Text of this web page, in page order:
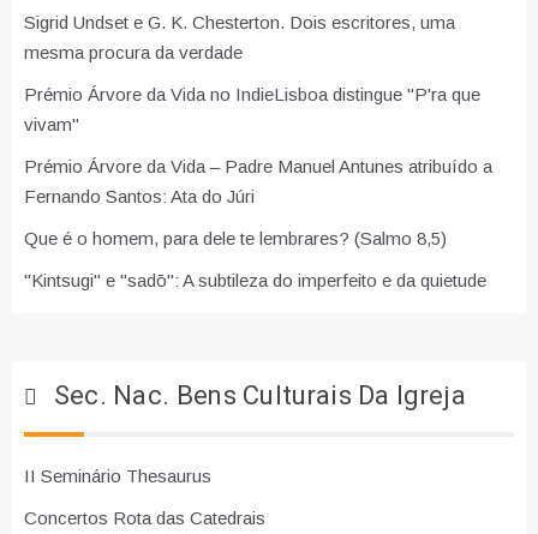
Sigrid Undset e G. K. Chesterton. Dois escritores, uma
mesma procura da verdade
Prémio Árvore da Vida no IndieLisboa distingue "P'ra que
vivam"
Prémio Árvore da Vida – Padre Manuel Antunes atribuído a
Fernando Santos: Ata do Júri
Que é o homem, para dele te lembrares? (Salmo 8,5)
"Kintsugi" e "sadō": A subtileza do imperfeito e da quietude
Sec. Nac. Bens Culturais Da Igreja
II Seminário Thesaurus
Concertos Rota das Catedrais